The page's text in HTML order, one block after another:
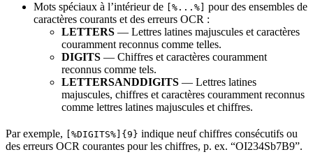
Mots spéciaux à l’intérieur de
[%...%]
pour des ensembles de
caractères courants et des erreurs OCR :
LETTERS — Lettres latines majuscules et caractères
couramment reconnus comme telles.
DIGITS — Chiffres et caractères couramment
reconnus comme tels.
LETTERSANDDIGITS — Lettres latines
majuscules, chiffres et caractères couramment reconnus
comme lettres latines majuscules et chiffres.
Par exemple, [%DIGITS%]{9} indique neuf chiffres consécutifs ou
des erreurs OCR courantes pour les chiffres, p. ex. “OI234Sb7B9”.